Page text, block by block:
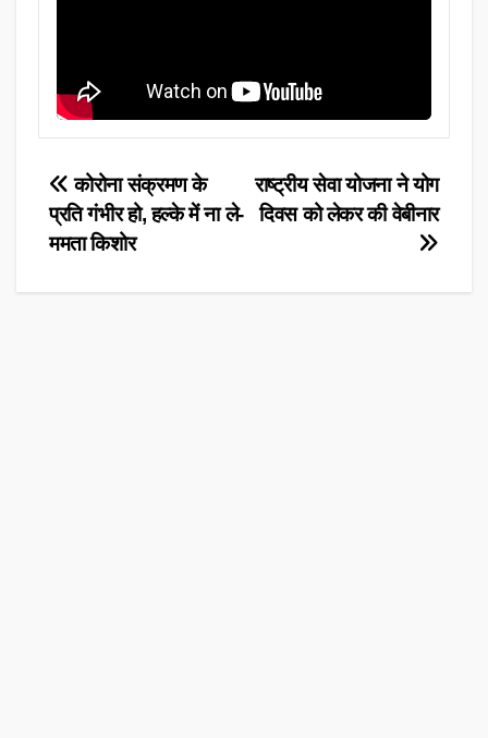
Post
navigation
राष्ट्रीय सेवा योजना ने योग
दिवस को लेकर की वेबीनार
कोरोना संक्रमण के
प्रति गंभीर हो, हल्के में ना ले-
ममता किशोर